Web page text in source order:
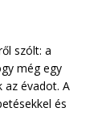
szólt: a
még egy
az évadot. A
és